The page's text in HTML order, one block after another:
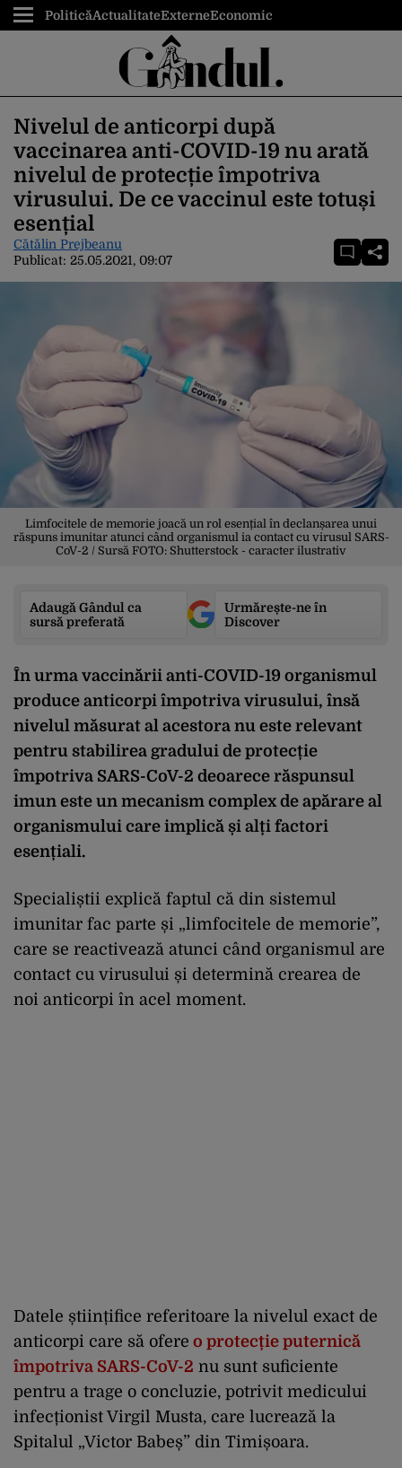
PoliticăActualitateExterneEconomic
Nivelul de anticorpi după
vaccinarea anti-COVID-19 nu arată
nivelul de protecție împotriva
virusului. De ce vaccinul este totuși
esențial
Cătălin Prejbeanu
Publicat: 25.05.2021, 09:07
Limfocitele de memorie joacă un rol esențial în declanșarea unui
răspuns imunitar atunci când organismul ia contact cu virusul SARS-
CoV-2 / Sursă FOTO: Shutterstock - caracter ilustrativ
Adaugă Gândul ca
sursă preferată
Urmărește-ne în
Discover
În urma vaccinării anti-COVID-19 organismul
produce anticorpi împotriva virusului, însă
nivelul măsurat al acestora nu este relevant
pentru stabilirea gradului de protecție
împotriva SARS-CoV-2 deoarece răspunsul
imun este un mecanism complex de apărare al
organismului care implică și alți factori
esențiali.
Specialiștii explică faptul că din sistemul
imunitar fac parte și „limfocitele de memorie”,
care se reactivează atunci când organismul are
contact cu virusului și determină crearea de
noi anticorpi în acel moment.
Datele științifice referitoare la nivelul exact de
anticorpi care să ofere o protecție puternică
împotriva SARS-CoV-2 nu sunt suficiente
pentru a trage o concluzie, potrivit medicului
infecționist Virgil Musta, care lucrează la
Spitalul „Victor Babeș” din Timișoara.